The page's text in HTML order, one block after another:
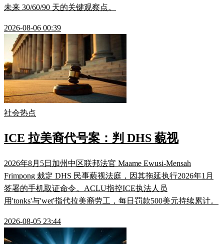
未来 30/60/90 天的关键观察点。
2026-08-06 00:39
社会热点
ICE 拉美裔代号案：判 DHS 藐视
2026年8月5日加州中区联邦法官 Maame Ewusi-Mensah
Frimpong 裁定 DHS 民事藐视法庭，因其拖延执行2026年1月
签署的手机取证命令。ACLU指控ICE执法人员
用'tonks'与'wet'指代拉美裔劳工，每日罚款500美元持续累计。
2026-08-05 23:44